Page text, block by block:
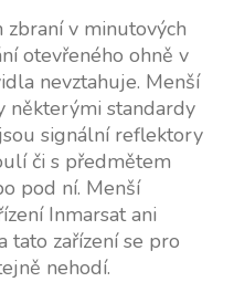
v minutových
otevřeného ohně v
nevztahuje. Menší
některými standardy
signální reflektory
či s předmětem
pod ní. Menší
Inmarsat ani
tato zařízení se pro
nehodí.